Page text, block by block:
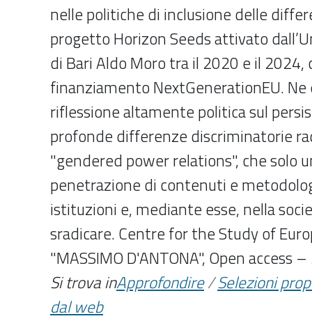
nelle politiche di inclusione delle
progetto Horizon Seeds attivato
di Bari Aldo Moro tra il 2020 e il 2024,
finanziamento NextGenerationEU.
riflessione altamente politica sul
profonde differenze discriminatorie
"gendered power relations", che solo
penetrazione di contenuti e
istituzioni e, mediante esse, nella
sradicare. Centre for the Study of
"MASSIMO D'ANTONA", Open access
Si trova inApprofondire/Selezioni
dal web